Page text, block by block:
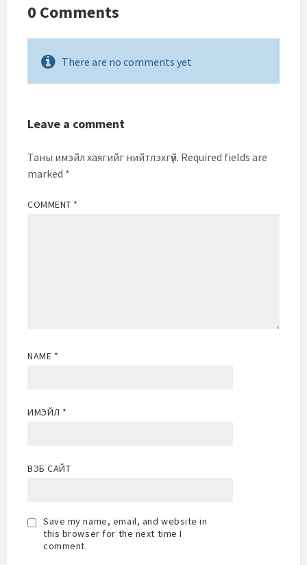
0 Comments
There are no comments yet
Leave a comment
Таны имэйл хаягийг нийтлэхгүй. Required fields are
marked *
COMMENT *
NAME *
ИМЭЙЛ *
ВЭБ САЙТ
Save my name, email, and website in
this browser for the next time I
comment.